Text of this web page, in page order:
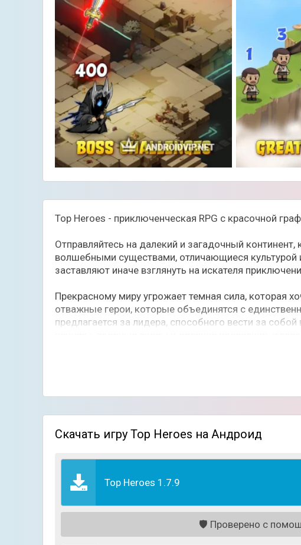
Top Heroes - приключенческая RPG с красочной
Отправляйтесь на далекий и загадочный
волшебными существами, отличающиеся
заставляют иначе взглянуть на искателя
Прекрасному миру угрожает темная сила, которая
отважные герои, которые объединятся с
предлагается за лидера, способного вести за
Раскрывайте древние тайны, находите
правды.
Удивительная красочная графика;
Простое управление;
Захватывающая история.
Скачать игру Top Heroes на Андроид
Top Heroes 1.7.9
🛡️ Проверено с